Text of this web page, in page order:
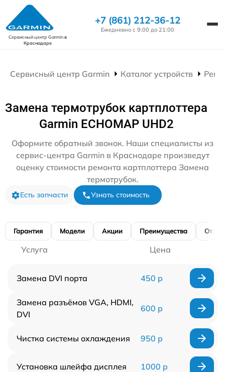
Сервисный центр Garminв
Краснодаре
+7 (861) 212-36-12
Ежедневно с 9:00 до 21:00
Сервисный центр Garmin Каталог устройств
Замена термотрубок картплоттера
Garmin ECHOMAP UHD2
Оформите обратный звонок. Наши специалисты из
сервис-центра Garmin в Краснодаре произведут
оценку стоимости ремонта картплоттера Замена
термотрубок.
Есть запчасти Узнать стоимость
Гарантия Модели Акции Преимущества
Услуга Цена
Замена DVI порта 450 р
Замена разъёмов VGA, HDMI,
DVI
600 р
Чистка системы охлаждения 950 р
Установка шлейфа дисплея 1000 р